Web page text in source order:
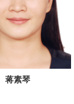
蒋素琴